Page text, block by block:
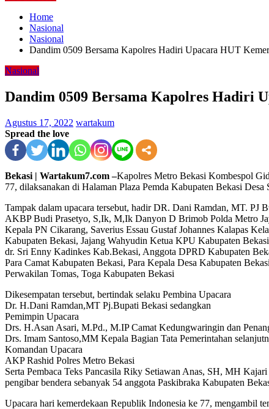
Home
Nasional
Nasional
Dandim 0509 Bersama Kapolres Hadiri Upacara HUT
Nasional
Dandim 0509 Bersama Kapolres Hadiri
Agustus 17, 2022 wartakum
Spread the love
Bekasi | Wartakum7.com –Kapolres Metro Bekasi Kombespol
77, dilaksanakan di Halaman Plaza Pemda Kabupaten Bekasi
Tampak dalam upacara tersebut, hadir DR. Dani Ramdan, MT.
AKBP Budi Prasetyo, S,Ik, M,Ik Danyon D Brimob Polda Metro
Kepala PN Cikarang, Saverius Essau Gustaf Johannes Kalapas
Kabupaten Bekasi, Jajang Wahyudin Ketua KPU Kabupaten Bekasi
dr. Sri Enny Kadinkes Kab.Bekasi, Anggota DPRD Kabupaten
Para Camat Kabupaten Bekasi, Para Kepala Desa Kabupaten Bekasi
Perwakilan Tomas, Toga Kabupaten Bekasi
Dikesempatan tersebut, bertindak selaku Pembina Upacara
Dr. H.Dani Ramdan,MT Pj.Bupati Bekasi sedangkan
Pemimpin Upacara
Drs. H.Asan Asari, M.Pd., M.IP Camat Kedungwaringin dan
Drs. Imam Santoso,MM Kepala Bagian Tata Pemerintahan
Komandan Upacara
AKP Rashid Polres Metro Bekasi
Serta Pembaca Teks Pancasila Riky Setiawan Anas, SH, MH
pengibar bendera sebanyak 54 anggota Paskibraka Kabupaten
Upacara hari kemerdekaan Republik Indonesia ke 77, mengambil